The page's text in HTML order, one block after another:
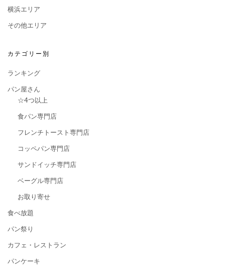
横浜エリア
その他エリア
カテゴリー別
ランキング
パン屋さん
☆4つ以上
食パン専門店
フレンチトースト専門店
コッペパン専門店
サンドイッチ専門店
ベーグル専門店
お取り寄せ
食べ放題
パン祭り
カフェ・レストラン
パンケーキ